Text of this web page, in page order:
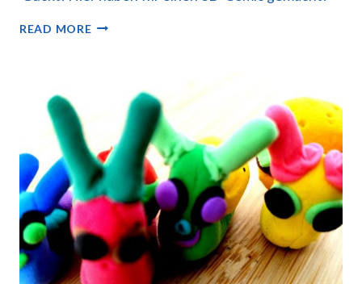
READ MOREHALT:
ANDERTHALB